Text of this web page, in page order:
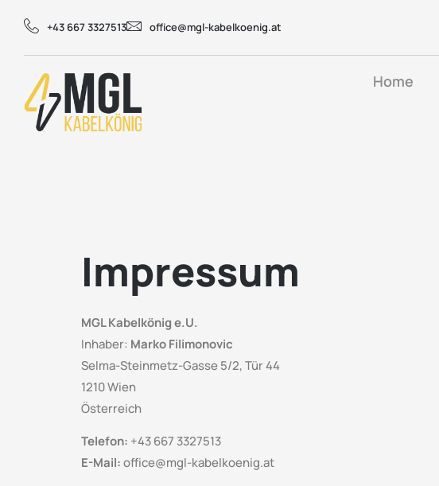
+43 667 3327513 office@mgl-kabelkoenig.at
Home
Impressum
MGL Kabelkönig e.U.
Inhaber: Marko Filimonovic
Selma-Steinmetz-Gasse 5/2, Tür 44
1210 Wien
Österreich
Telefon: +43 667 3327513
E-Mail:office@mgl-kabelkoenig.at